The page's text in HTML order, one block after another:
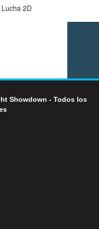
2D
Showdown - Todos los